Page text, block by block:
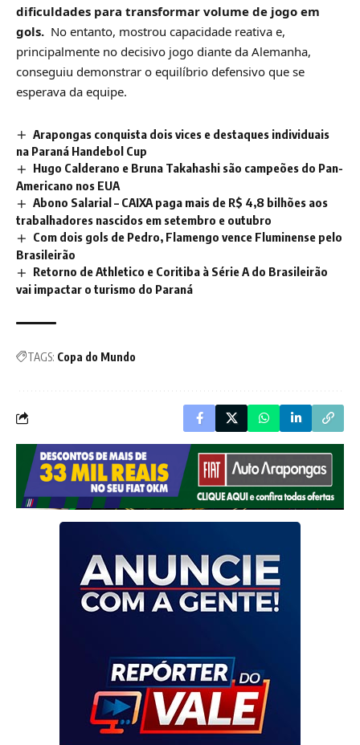
dificuldades para transformar volume de jogo em
gols. No entanto, mostrou capacidade reativa e,
principalmente no decisivo jogo diante da Alemanha,
conseguiu demonstrar o equilíbrio defensivo que se
esperava da equipe.
Arapongas conquista dois vices e destaques individuais
na Paraná Handebol Cup
Hugo Calderano e Bruna Takahashi são campeões do Pan-
Americano nos EUA
Abono Salarial – CAIXA paga mais de R$ 4,8 bilhões aos
trabalhadores nascidos em setembro e outubro
Com dois gols de Pedro, Flamengo vence Fluminense pelo
Brasileirão
Retorno de Athletico e Coritiba à Série A do Brasileirão
vai impactar o turismo do Paraná
TAGS: Copa do Mundo